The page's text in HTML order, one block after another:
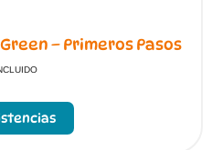
– Primeros Pasos